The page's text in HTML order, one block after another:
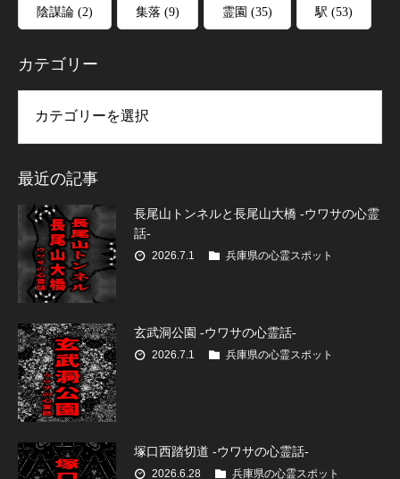
陰謀論 (2) 集落 (9) 霊園 (35) 駅 (53)
カテゴリー
最近の記事
長尾山トンネルと長尾山大橋 -ウワサの心霊
話-
2026.7.1 兵庫県の心霊スポット
玄武洞公園 -ウワサの心霊話-
2026.7.1 兵庫県の心霊スポット
塚口西踏切道 -ウワサの心霊話-
2026.6.28 兵庫県の心霊スポット